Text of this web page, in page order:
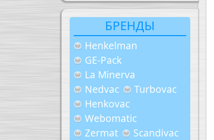
БРЕНДЫ
Henkelman
GE-Pack
La Minerva
Nedvac
Turbovac
Henkovac
Webomatic
Zermat
Scandivac